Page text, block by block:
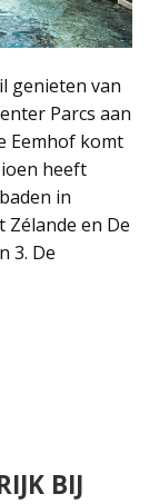
genieten van
Parcs aan
Eemhof komt
heeft
in
Zélande en De
3. De
BIJ